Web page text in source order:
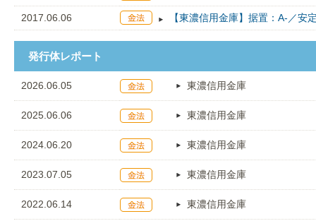
2017.06.06 【東濃信用金庫】据置：A-／安
発行体レポート
2026.06.05 東濃信用金庫
2025.06.06 東濃信用金庫
2024.06.20 東濃信用金庫
2023.07.05 東濃信用金庫
2022.06.14 東濃信用金庫